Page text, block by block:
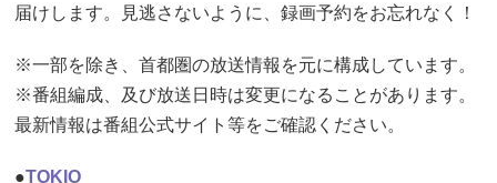
届けします。見逃さないように、録画予約をお忘れなく！
※一部を除き、首都圏の放送情報を元に構成しています。
※番組編成、及び放送日時は変更になることがあります。
最新情報は番組公式サイト等をご確認ください。
●TOKIO